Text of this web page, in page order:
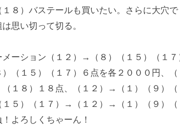
８）バステールも買いたい。さらに大穴
思い切って切る。
ーション（１２）→（８）（１５）（１
（１５）（１７）６点を各２０００円、
（１８）１８点、（１２）→（１）（９）
１５）（１７）→（１２）→（１）（９）
よろしくちゃーん！